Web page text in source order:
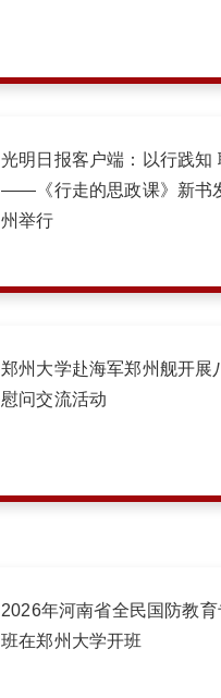
光明日报客户端：以行践知
——《行走的思政课》新书
州举行
郑州大学赴海军郑州舰开展
慰问交流活动
2026年河南省全民国防教育
班在郑州大学开班